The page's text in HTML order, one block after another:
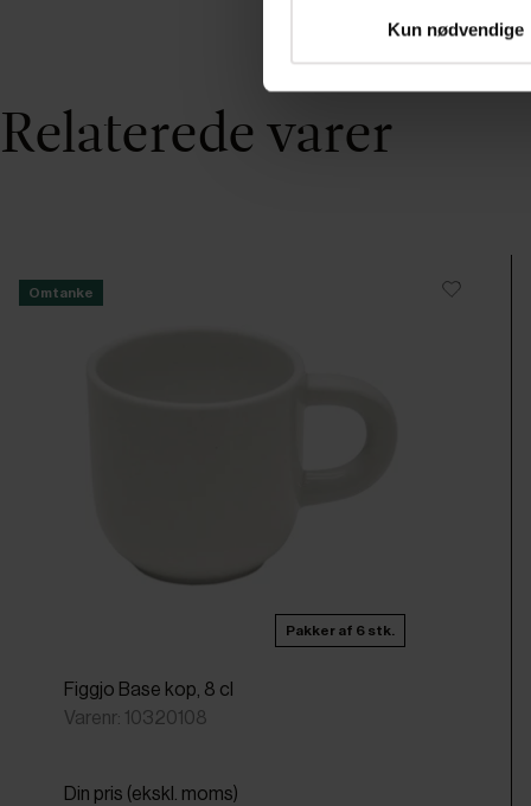
Kun nødvendige
Relaterede varer
Omtanke
Pakker af 6 stk.
Figgjo Base kop, 8 cl
Varenr: 10320108
Din pris (ekskl. moms)